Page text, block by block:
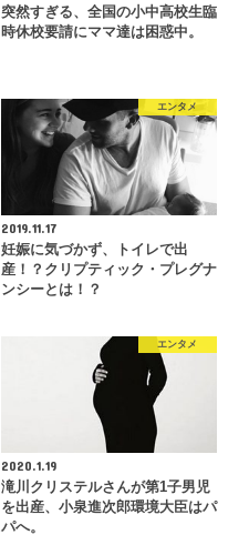
突然すぎる、全国の小中高校生臨
時休校要請にママ達は困惑中。
エンタメ
2019.11.17
妊娠に気づかず、トイレで出
産！？クリプティック・プレグナ
ンシーとは！？
エンタメ
2020.1.19
滝川クリステルさんが第1子男児
を出産、小泉進次郎環境大臣はパ
パへ。